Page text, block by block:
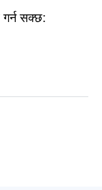
सक्छ: